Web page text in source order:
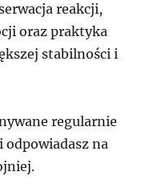
reakcji,
oraz praktyka
stabilności i
regularnie
na